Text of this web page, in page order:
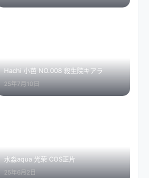
Hachi 小芭 NO.008 殺生院キアラ
25年7月10日
水淼aqua 光荣 COS正片
25年6月2日